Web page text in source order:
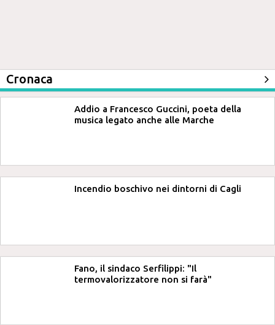
Cronaca
Addio a Francesco Guccini, poeta della
musica legato anche alle Marche
Incendio boschivo nei dintorni di Cagli
Fano, il sindaco Serfilippi: "Il
termovalorizzatore non si farà"